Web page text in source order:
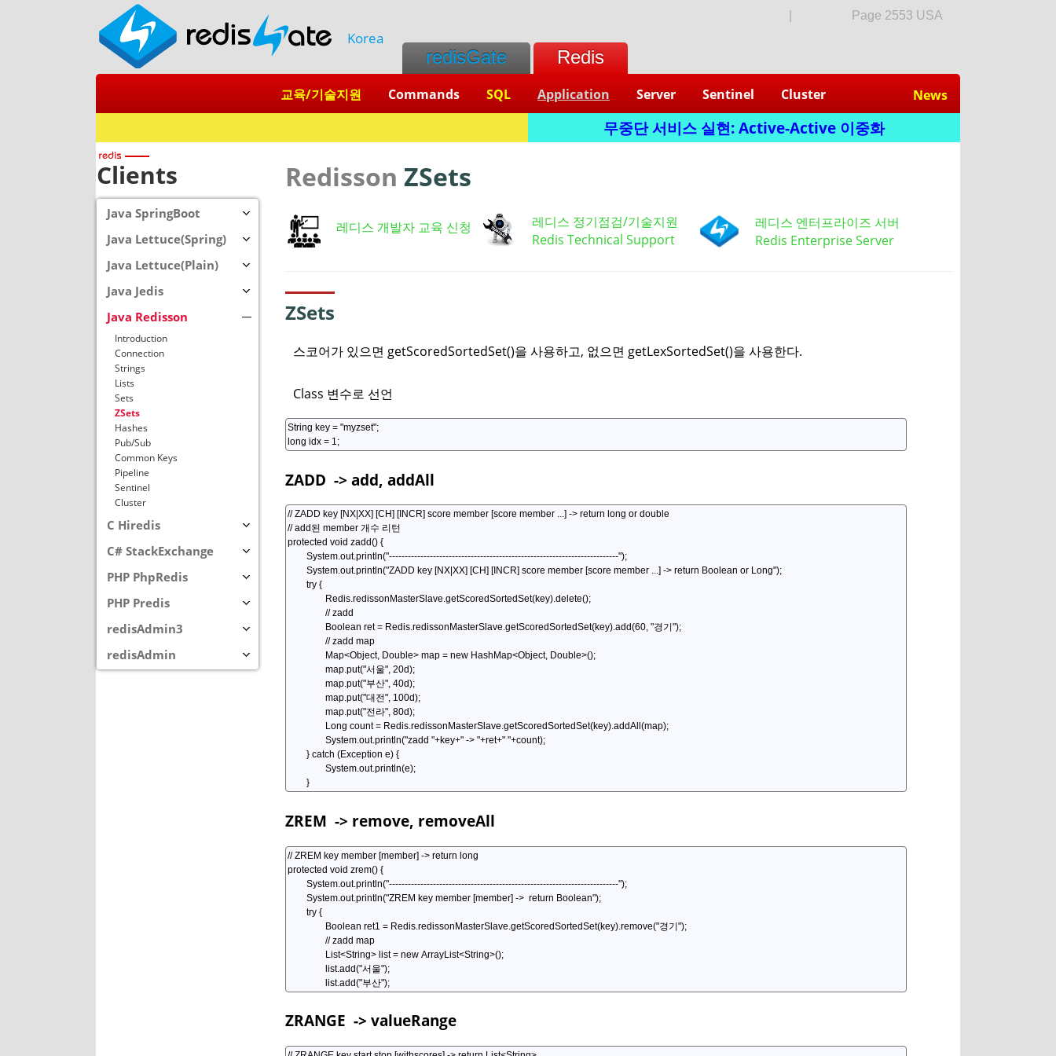
Korea
Page 2553 USA
redisGate Redis
교육/기술지원 Commands SQL Application Server Sentinel Cluster News
무중단 서비스 실현: Active-Active 이중화
Clients
Java SpringBoot
Java Lettuce(Spring)
Java Lettuce(Plain)
Java Jedis
Java Redisson
Introduction
Connection
Strings
Lists
Sets
ZSets
Hashes
Pub/Sub
Common Keys
Pipeline
Sentinel
Cluster
C Hiredis
C# StackExchange
PHP PhpRedis
PHP Predis
redisAdmin3
redisAdmin
Redisson ZSets
레디스 개발자 교육 신청
레디스 정기점검/기술지원
Redis Technical Support
레디스 엔터프라이즈 서버
Redis Enterprise Server
ZSets
스코어가 있으면 getScoredSortedSet()을 사용하고, 없으면 getLexSortedSet()을 사용한다.
Class 변수로 선언
ZADD -> add, addAll
ZREM -> remove, removeAll
ZRANGE -> valueRange